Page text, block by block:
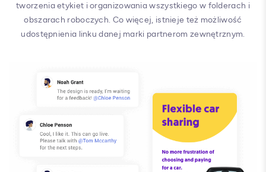
tworzenia etykiet i organizowania wszystkiego w folderach i
obszarach roboczych. Co więcej, istnieje też możliwość
udostępnienia linku danej marki partnerom zewnętrznym.